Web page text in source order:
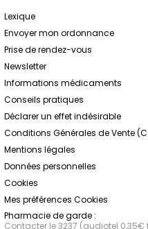
Lexique
Envoyer mon ordonnance
Prise de rendez-vous
Newsletter
Informations médicaments
Conseils pratiques
Déclarer un effet indésirable
Conditions Générales de Vente
Mentions légales
Données personnelles
Cookies
Mes préférences Cookies
Pharmacie de garde :
Contacter le 3237 (audiotel